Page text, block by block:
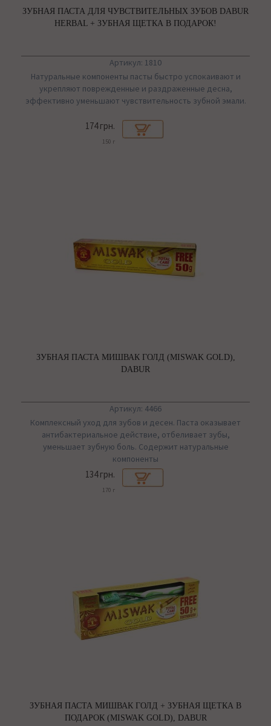
ЗУБНАЯ ПАСТА ДЛЯ ЧУВСТВИТЕЛЬНЫХ ЗУБОВ DABUR
HERBAL + ЗУБНАЯ ЩЕТКА В ПОДАРОК!
Артикул: 1810
Натуральные компоненты пасты быстро успокаивают и
укрепляют поврежденные и раздраженные десна,
эффективно уменьшают чувствительность зубной эмали.
174 грн.
150 г
ЗУБНАЯ ПАСТА МИШВАК ГОЛД (MISWAK GOLD),
DABUR
Артикул: 4466
Комплексный уход для зубов и десен. Паста оказывает
антибактериальное действие, отбеливает зубы,
уменьшает зубную боль. Содержит натуральные
компоненты
134 грн.
170 г
ЗУБНАЯ ПАСТА МИШВАК ГОЛД + ЗУБНАЯ ЩЕТКА В
ПОДАРОК (MISWAK GOLD), DABUR